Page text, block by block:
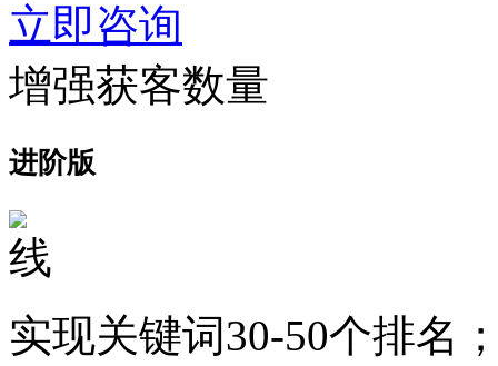
立即咨询
增强获客数量
进阶版
实现关键词30-50个排名